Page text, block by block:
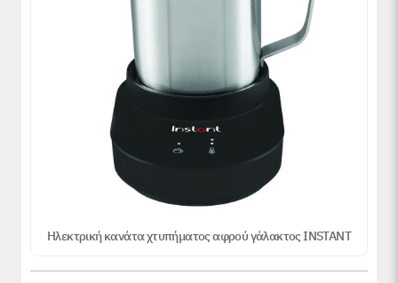
Ηλεκτρική κανάτα χτυπήματος αφρού γάλακτος INSTANT